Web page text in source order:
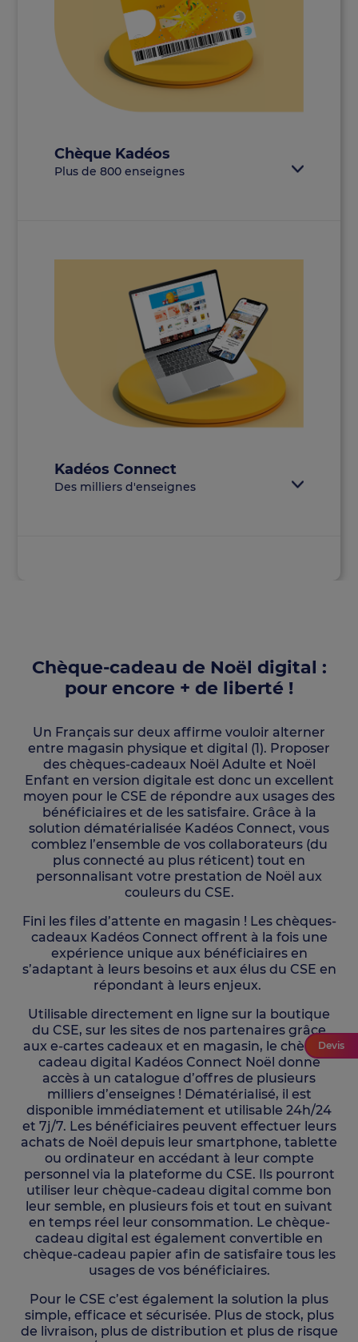
Chèque Kadéos
Plus de 800 enseignes
Kadéos Connect
Des milliers d'enseignes
Chèque-cadeau de Noël digital :
pour encore + de liberté !
Un Français sur deux affirme vouloir alterner
entre magasin physique et digital (1). Proposer
des chèques-cadeaux Noël Adulte et Noël
Enfant en version digitale est donc un excellent
moyen pour le CSE de répondre aux usages des
bénéficiaires et de les satisfaire. Grâce à la
solution dématérialisée Kadéos Connect, vous
comblez l’ensemble de vos collaborateurs (du
plus connecté au plus réticent) tout en
personnalisant votre prestation de Noël aux
couleurs du CSE.
Fini les files d’attente en magasin ! Les chèques-
cadeaux Kadéos Connect offrent à la fois une
expérience unique aux bénéficiaires en
s’adaptant à leurs besoins et aux élus du CSE en
répondant à leurs enjeux.
Utilisable directement en ligne sur la boutique
du CSE, sur les sites de nos partenaires grâce
aux e-cartes cadeaux et en magasin, le chèque-
cadeau digital Kadéos Connect Noël donne
accès à un catalogue d’offres de plusieurs
milliers d’enseignes ! Dématérialisé, il est
disponible immédiatement et utilisable 24h/24
et 7j/7. Les bénéficiaires peuvent effectuer leurs
achats de Noël depuis leur smartphone, tablette
ou ordinateur en accédant à leur compte
personnel via la plateforme du CSE. Ils pourront
utiliser leur chèque-cadeau digital comme bon
leur semble, en plusieurs fois et tout en suivant
en temps réel leur consommation. Le chèque-
cadeau digital est également convertible en
chèque-cadeau papier afin de satisfaire tous les
usages de vos bénéficiaires.
Pour le CSE c’est également la solution la plus
simple, efficace et sécurisée. Plus de stock, plus
de livraison, plus de distribution et plus de risque
Devis